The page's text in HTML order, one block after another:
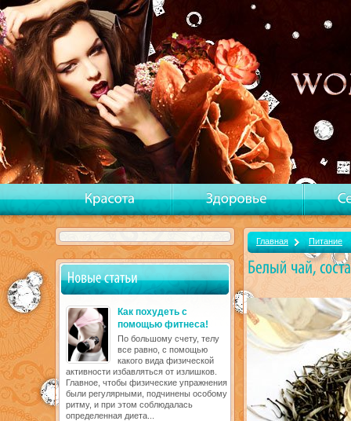
Как похудеть с
помощью фитнеса!
По большому счету, телу
все равно, с помощью
какого вида физической
активности избавляться от излишков.
Главное, чтобы физические упражнения
были регулярными, подчинены особому
ритму, и при этом соблюдалась
определенная диета...
Главная Питание